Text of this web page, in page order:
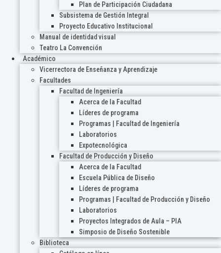
Plan de Participación Ciudadana
Subsistema de Gestión Integral
Proyecto Educativo Institucional
Manual de identidad visual
Teatro La Convención
Académico
Vicerrectora de Enseñanza y Aprendizaje
Facultades
Facultad de Ingeniería
Acerca de la Facultad
Líderes de programa
Programas | Facultad de Ingeniería
Laboratorios
Expotecnológica
Facultad de Producción y Diseño
Acerca de la Facultad
Escuela Pública de Diseño
Líderes de programa
Programas | Facultad de Producción y Diseño
Laboratorios
Proyectos Integrados de Aula – PIA
Simposio de Diseño Sostenible
Biblioteca